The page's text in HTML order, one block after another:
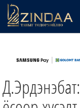
ТВ8
ӨГЛӨӨНИЙ СОНИН
АУДИО ЗОХИОЛ